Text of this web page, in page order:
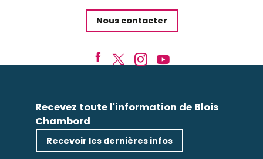
Nous contacter
Recevez toute l'information de Blois
Chambord
Recevoir les dernières infos